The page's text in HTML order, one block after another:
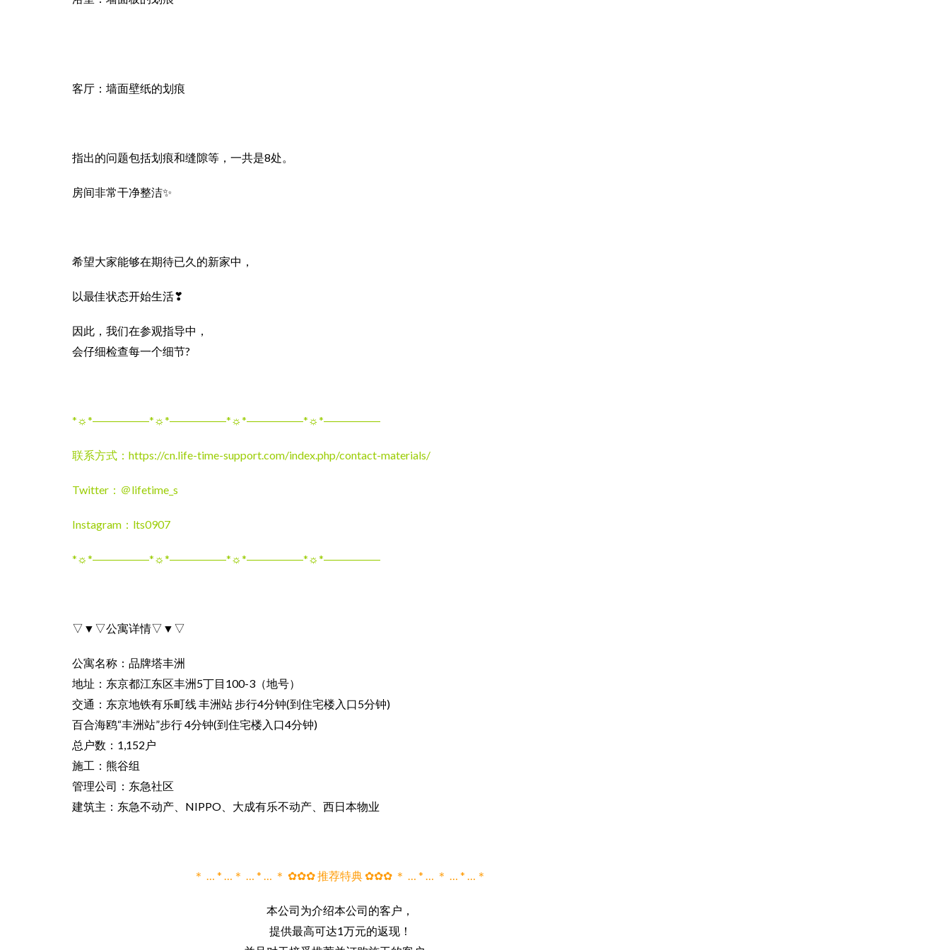
客厅：墙面壁纸的划痕
指出的问题包括划痕和缝隙等，一共是8处。
房间非常干净整洁✨
希望大家能够在期待已久的新家中，
以最佳状态开始生活❣
因此，我们在参观指导中，
会仔细检查每一个细节?
*☼*―――――*☼*―――――*☼*―――――*☼*―――――
联系方式： https://cn.life-time-support.com/index.php/contact-materials/
Twitter：＠lifetime_s
Instagram：lts0907
*☼*―――――*☼*―――――*☼*―――――*☼*―――――
▽▼▽公寓详情▽▼▽
公寓名称：品牌塔丰洲
地址：东京都江东区丰洲5丁目100-3（地号）
交通：东京地铁有乐町线 丰洲站 步行4分钟(到住宅楼入口5分钟)
百合海鸥“丰洲站”步行 4分钟(到住宅楼入口4分钟)
总户数：1,152户
施工：熊谷组
管理公司：东急社区
建筑主：东急不动产、NIPPO、大成有乐不动产、西日本物业
＊ … * …＊ … * … ＊ ✿✿✿ 推荐特典 ✿✿✿ ＊ … * … ＊ … * …＊
本公司为介绍本公司的客户，
提供最高可达1万元的返现！